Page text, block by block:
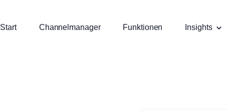
Start Channelmanager Funktionen Insights